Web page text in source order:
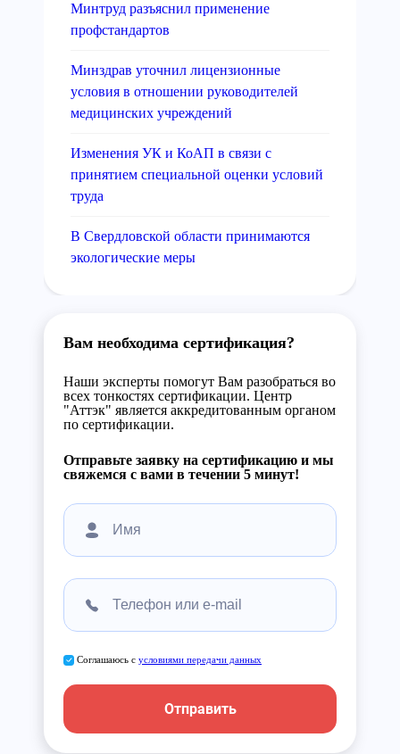
Минтруд разъяснил применение
профстандартов
Минздрав уточнил лицензионные
условия в отношении руководителей
медицинских учреждений
Изменения УК и КоАП в связи с
принятием специальной оценки условий
труда
В Свердловской области принимаются
экологические меры
Вам необходима сертификация?
Наши эксперты помогут Вам разобраться во
всех тонкостях сертификации. Центр
"Аттэк" является аккредитованным органом
по сертификации.
Отправьте заявку на сертификацию и мы
свяжемся с вами в течении 5 минут!
Соглашаюсь с условиями передачи данных
Отправить